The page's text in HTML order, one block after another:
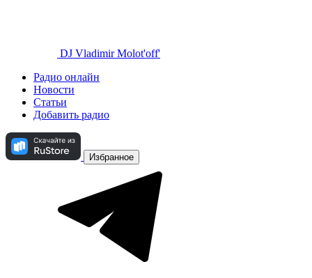
DJ Vladimir Molot'off'
Радио онлайн
Новости
Статьи
Добавить радио
Избранное